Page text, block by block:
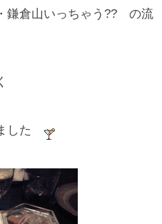
鎌倉山いっちゃう?? の流
した